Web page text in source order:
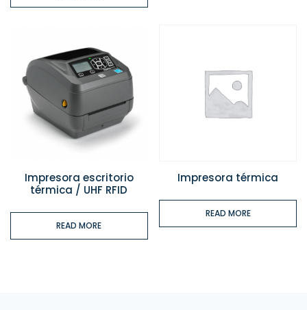
Impresora escritorio
térmica / UHF RFID
READ MORE
Impresora térmica
READ MORE